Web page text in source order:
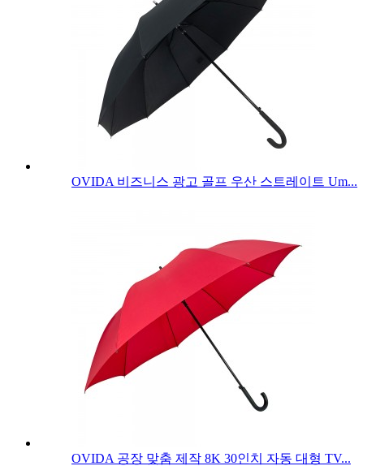
OVIDA 비즈니스 광고 골프 우산 스트레이트 Um...
OVIDA 공장 맞춤 제작 8K 30인치 자동 대형 TV...